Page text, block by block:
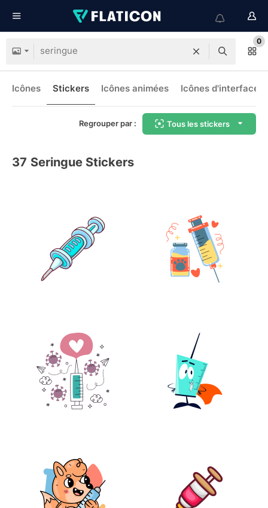
0
Icônes Stickers Icônes animées Icônes d'interface
Regrouper par : Tous les stickers
37 Seringue Stickers